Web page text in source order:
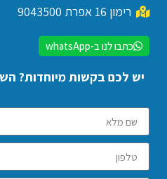
רימון 16 אפרת 9043500
כתבו לנו ב-whatsApp
יש לכם בקשות מיוחדות?